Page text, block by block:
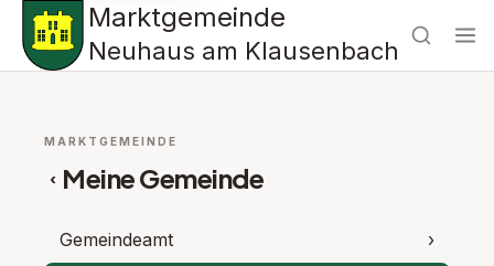
Marktgemeinde
Neuhaus am Klausenbach
MARKTGEMEINDE
‹ Meine Gemeinde
Gemeindeamt ›